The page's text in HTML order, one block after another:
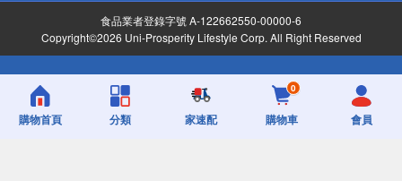
食品業者登錄字號 A-122662550-00000-6
Copyright©2026 Uni-Prosperity Lifestyle Corp. All Right Reserved
購物首頁 分類 家速配
0
購物車 會員